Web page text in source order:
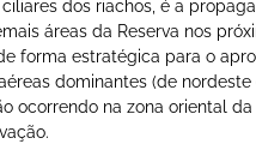
dos riachos, é a
áreas da Reserva nos
forma estratégica para o
dominantes (de nordeste
ocorrendo na zona oriental